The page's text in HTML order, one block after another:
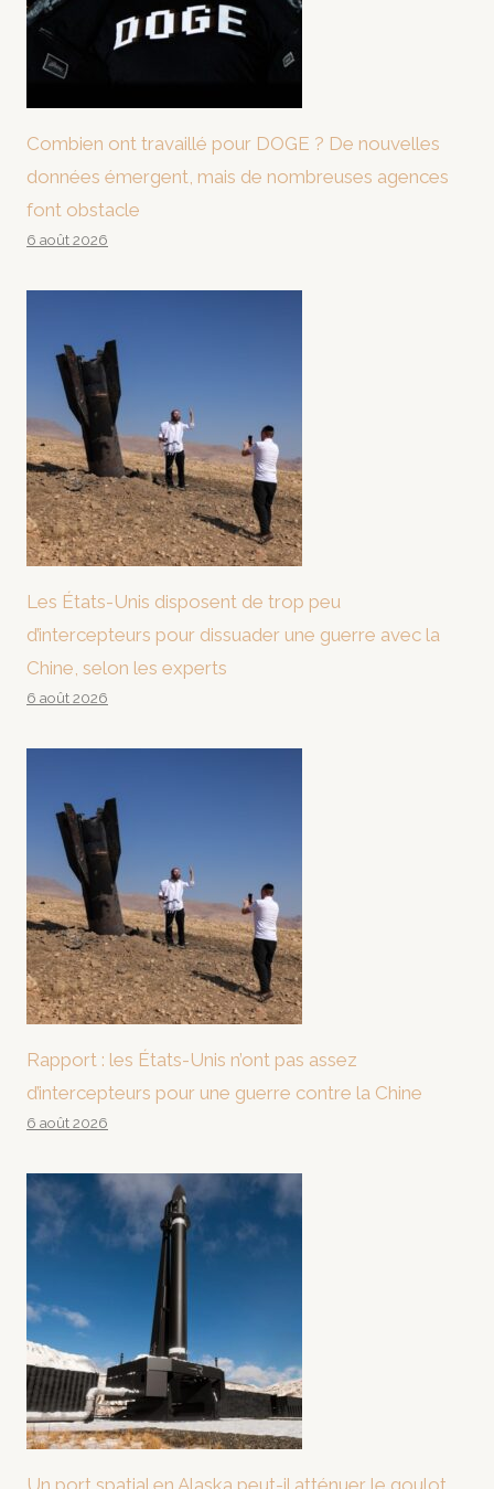
Combien ont travaillé pour DOGE ? De nouvelles
données émergent, mais de nombreuses agences
font obstacle
6 août 2026
Les États-Unis disposent de trop peu
d’intercepteurs pour dissuader une guerre avec la
Chine, selon les experts
6 août 2026
Rapport : les États-Unis n’ont pas assez
d’intercepteurs pour une guerre contre la Chine
6 août 2026